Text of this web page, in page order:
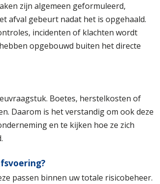
zijn algemeen geformuleerd,
afval gebeurt nadat het is opgehaald.
incidenten of klachten wordt
opgebouwd buiten het directe
Boetes, herstelkosten of
Daarom is het verstandig om ook deze
en te kijken hoe ze zich
passen binnen uw totale risicobeheer.